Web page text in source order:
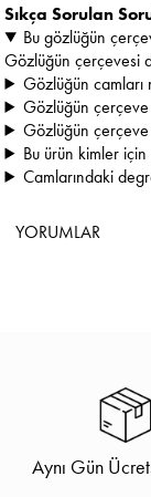
Sıkça Sorulan
Bu gözlüğün
Gözlüğün çerçevesi
Gözlüğün
Gözlüğün
Gözlüğün çerçeve
Bu ürün kimler
Camlarındaki
YORUMLAR
Aynı Gün